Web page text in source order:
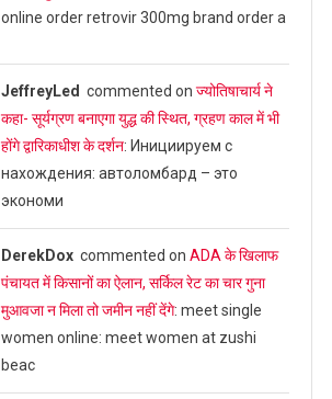
online order retrovir 300mg brand order a
JeffreyLed commented onज्योतिषाचार्य ने
कहा- सूर्यग्रण बनाएगा युद्ध की स्थित, ग्रहण काल में भी
होंगे द्वारिकाधीश के दर्शन: Инициируем с
нахождения: автоломбард – это
экономи
DerekDox commented onADA के खिलाफ
पंचायत में किसानों का ऐलान, सर्किल रेट का चार गुना
मुआवजा न मिला तो जमीन नहीं देंगे: meet single
women online: meet women at zushi
beac